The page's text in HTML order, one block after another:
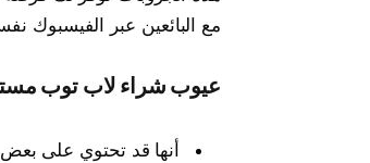
مع البائعين عبر الفيسبوك
عيوب شراء لاب توب
أنها قد تحتوي على